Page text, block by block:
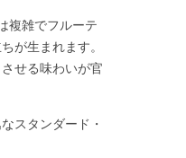
複雑でフルーテ
が生まれます。
せる味わいが官
スタンダード・